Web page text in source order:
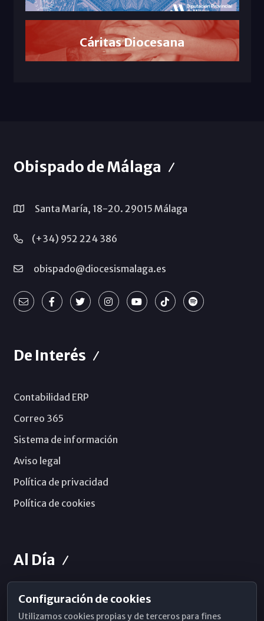
Cáritas Diocesana
Obispado de Málaga
Santa María, 18-20. 29015 Málaga
(+34) 952 224 386
obispado@diocesismalaga.es
De Interés
Contabilidad ERP
Correo 365
Sistema de información
Aviso legal
Política de privacidad
Política de cookies
Al Día
Horarios de Misa
Configuración de cookies
Utilizamos cookies propias y de terceros para fines